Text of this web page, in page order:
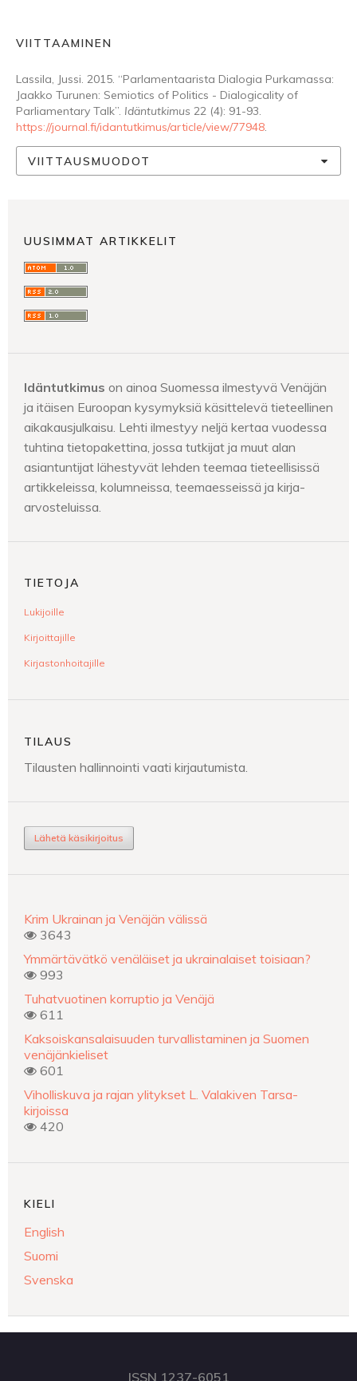
VIITTAAMINEN
Lassila, Jussi. 2015. “Parlamentaarista Dialogia Purkamassa:
Jaakko Turunen: Semiotics of Politics - Dialogicality of
Parliamentary Talk”. Idäntutkimus 22 (4): 91-93.
https://journal.fi/idantutkimus/article/view/77948.
VIITTAUSMUODOT
UUSIMMAT ARTIKKELIT
Idäntutkimus on ainoa Suomessa ilmestyvä Venäjän
ja itäisen Euroopan kysymyksiä käsittelevä tieteellinen
aikakausjulkaisu. Lehti ilmestyy neljä kertaa vuodessa
tuhtina tietopakettina, jossa tutkijat ja muut alan
asiantuntijat lähestyvät lehden teemaa tieteellisissä
artikkeleissa, kolumneissa, teemaesseissä ja kirja-
arvosteluissa.
TIETOJA
Lukijoille
Kirjoittajille
Kirjastonhoitajille
TILAUS
Tilausten hallinnointi vaati kirjautumista.
Lähetä käsikirjoitus
Krim Ukrainan ja Venäjän välissä
3643
Ymmärtävätkö venäläiset ja ukrainalaiset toisiaan?
993
Tuhatvuotinen korruptio ja Venäjä
611
Kaksoiskansalaisuuden turvallistaminen ja Suomen
venäjänkieliset
601
Viholliskuva ja rajan ylitykset L. Valakiven Tarsa-
kirjoissa
420
KIELI
English
Suomi
Svenska
ISSN 1237-6051